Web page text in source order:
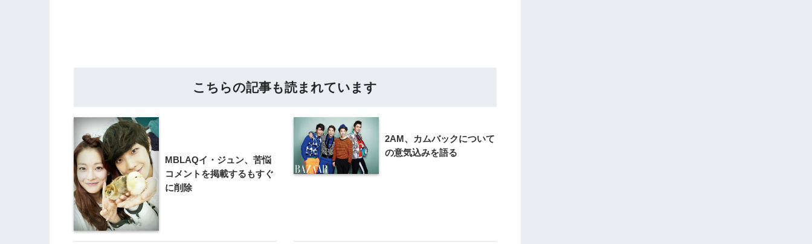
こちらの記事も読まれています
MBLAQイ・ジュン、苦悩
コメントを掲載するもすぐ
に削除
2AM、カムバックについて
の意気込みを語る